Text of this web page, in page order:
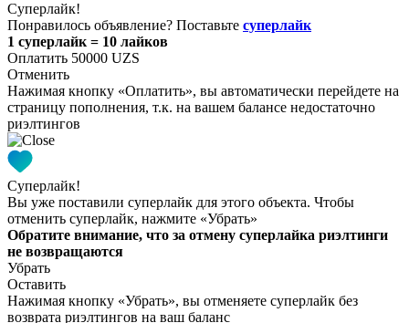
Суперлайк!
Понравилось объявление? Поставьте суперлайк
1 суперлайк = 10 лайков
Оплатить 50000 UZS
Отменить
Нажимая кнопку «Оплатить», вы автоматически перейдете на
страницу пополнения, т.к. на вашем балансе недостаточно
риэлтингов
Суперлайк!
Вы уже поставили суперлайк для этого объекта. Чтобы
отменить суперлайк, нажмите «Убрать»
Обратите внимание, что за отмену суперлайка риэлтинги
не возвращаются
Убрать
Оставить
Нажимая кнопку «Убрать», вы отменяете суперлайк без
возврата риэлтингов на ваш баланс